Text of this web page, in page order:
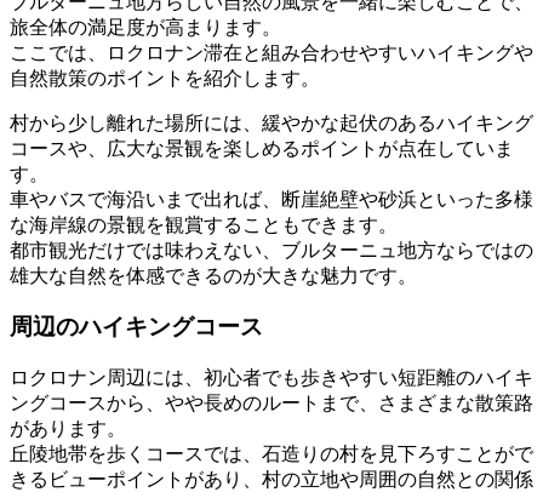
旅全体の満足度が高まります。
ここでは、ロクロナン滞在と組み合わせやすいハイキングや
自然散策のポイントを紹介します。
村から少し離れた場所には、緩やかな起伏のあるハイキング
コースや、広大な景観を楽しめるポイントが点在していま
す。
車やバスで海沿いまで出れば、断崖絶壁や砂浜といった多様
な海岸線の景観を観賞することもできます。
都市観光だけでは味わえない、ブルターニュ地方ならではの
雄大な自然を体感できるのが大きな魅力です。
周辺のハイキングコース
ロクロナン周辺には、初心者でも歩きやすい短距離のハイキ
ングコースから、やや長めのルートまで、さまざまな散策路
があります。
丘陵地帯を歩くコースでは、石造りの村を見下ろすことがで
きるビューポイントがあり、村の立地や周囲の自然との関係